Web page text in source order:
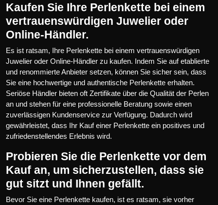
Kaufen Sie Ihre Perlenkette bei einem
vertrauenswürdigen Juwelier oder
Online-Händler.
Es ist ratsam, Ihre Perlenkette bei einem vertrauenswürdigen
Juwelier oder Online-Händler zu kaufen. Indem Sie auf etablierte
und renommierte Anbieter setzen, können Sie sicher sein, dass
Sie eine hochwertige und authentische Perlenkette erhalten.
Seriöse Händler bieten oft Zertifikate über die Qualität der Perlen
an und stehen für eine professionelle Beratung sowie einen
zuverlässigen Kundenservice zur Verfügung. Dadurch wird
gewährleistet, dass Ihr Kauf einer Perlenkette ein positives und
zufriedenstellendes Erlebnis wird.
Probieren Sie die Perlenkette vor dem
Kauf an, um sicherzustellen, dass sie
gut sitzt und Ihnen gefällt.
Bevor Sie eine Perlenkette kaufen, ist es ratsam, sie vorher